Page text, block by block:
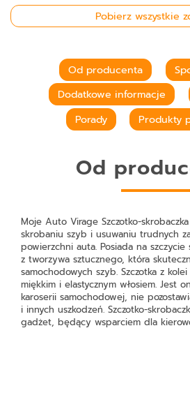
Pobierz wszystkie
Od producenta
Dodatkowe informacje
Porady
Produkty
Od
Moje Auto Virage Szczotko-
skrobaniu szyb i usuwaniu trudnych
powierzchni auta. Posiada na
z tworzywa sztucznego, która
samochodowych szyb. Szczotka z
miękkim i elastycznym włosiem. Jest
karoserii samochodowej, nie
i innych uszkodzeń. Szczotko-
gadżet, będący wsparciem dla